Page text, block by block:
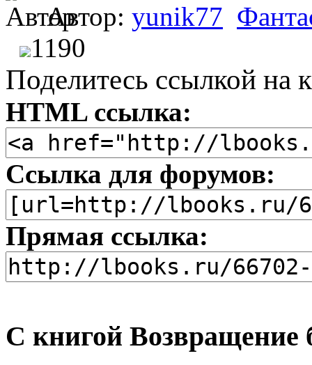
Автор: yunik77
1190
Поделитесь ссылкой на
HTML ссылка:
Ссылка для форумов:
Прямая ссылка:
С книгой Возвращение